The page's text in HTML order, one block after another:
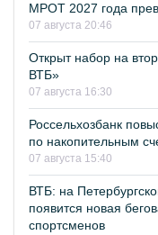
МРОТ 2027 года
07 августа 20:46
Открыт набор на
ВТБ»
07 августа 16:30
Россельхозбанк
по накопительным
07 августа 15:40
ВТБ: на
появится новая
спортсменов